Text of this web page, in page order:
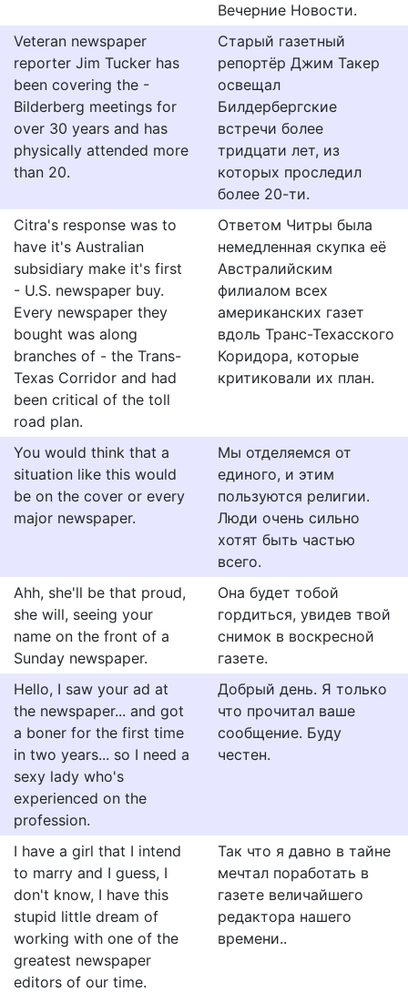
Вечерние Новости.
Veteran newspaper
reporter Jim Tucker has
been covering the -
Bilderberg meetings for
over 30 years and has
physically attended more
than 20.
Старый газетный
репортёр Джим Такер
освещал
Билдербергские
встречи более
тридцати лет, из
которых проследил
более 20-ти.
Citra's response was to
have it's Australian
subsidiary make it's first
- U.S. newspaper buy.
Every newspaper they
bought was along
branches of - the Trans-
Texas Corridor and had
been critical of the toll
road plan.
Ответом Читры была
немедленная скупка её
Австралийским
филиалом всех
американских газет
вдоль Транс-Техасского
Коридора, которые
критиковали их план.
You would think that a
situation like this would
be on the cover or every
major newspaper.
Мы отделяемся от
единого, и этим
пользуются религии.
Люди очень сильно
хотят быть частью
всего.
Ahh, she'll be that proud,
she will, seeing your
name on the front of a
Sunday newspaper.
Она будет тобой
гордиться, увидев твой
снимок в воскресной
газете.
Hello, I saw your ad at
the newspaper... and got
a boner for the first time
in two years... so I need a
sexy lady who's
experienced on the
profession.
Добрый день. Я только
что прочитал ваше
сообщение. Буду
честен.
I have a girl that I intend
to marry and I guess, I
don't know, I have this
stupid little dream of
working with one of the
greatest newspaper
editors of our time.
Так что я давно в тайне
мечтал поработать в
газете величайшего
редактора нашего
времени..